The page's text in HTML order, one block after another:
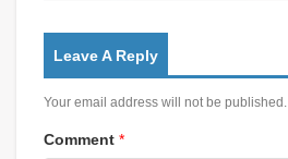
Leave A Reply
Your email address will not be published.
Comment *